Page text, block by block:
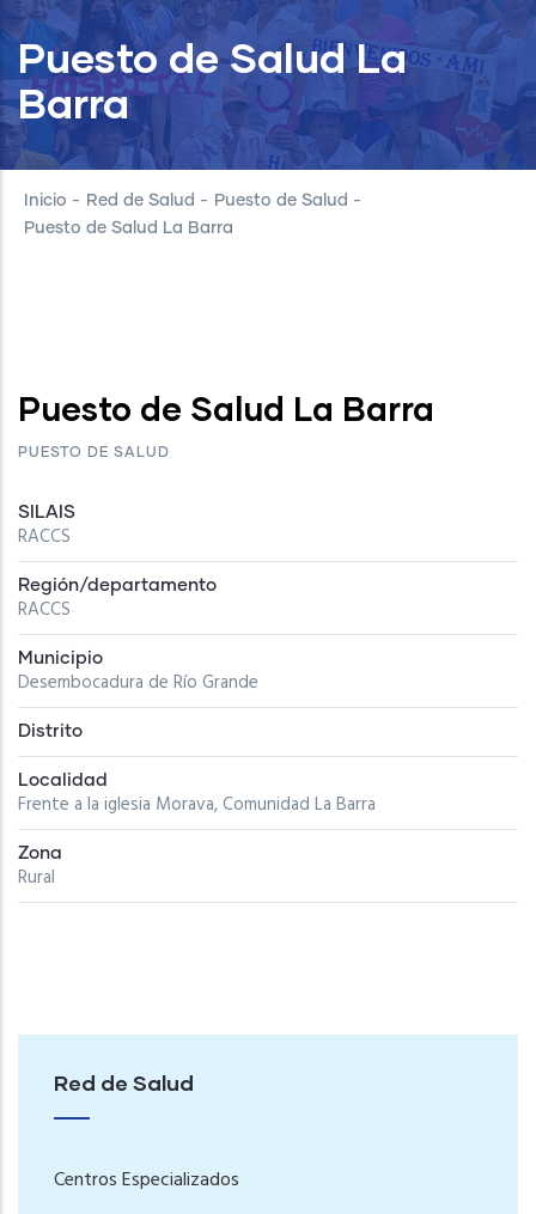
Puesto de Salud La
Barra
Inicio - Red de Salud - Puesto de Salud -
Puesto de Salud La Barra
Puesto de Salud La Barra
PUESTO DE SALUD
SILAIS
RACCS
Región/departamento
RACCS
Municipio
Desembocadura de Río Grande
Distrito
Localidad
Frente a la iglesia Morava, Comunidad La Barra
Zona
Rural
Red de Salud
Centros Especializados